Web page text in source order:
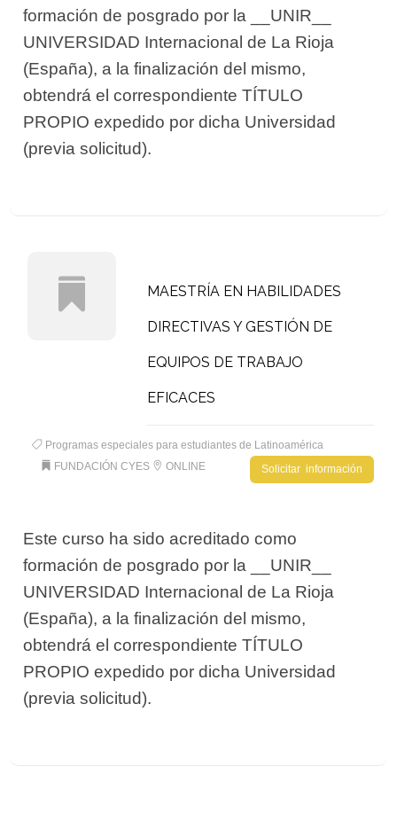
formación de posgrado por la __UNIR__
UNIVERSIDAD Internacional de La Rioja
(España), a la finalización del mismo,
obtendrá el correspondiente TÍTULO
PROPIO expedido por dicha Universidad
(previa solicitud).
MAESTRÍA EN HABILIDADES
DIRECTIVAS Y GESTIÓN DE
EQUIPOS DE TRABAJO
EFICACES
Programas especiales para estudiantes de Latinoamérica
FUNDACIÓN CYES
ONLINE Solicitar información
Este curso ha sido acreditado como
formación de posgrado por la __UNIR__
UNIVERSIDAD Internacional de La Rioja
(España), a la finalización del mismo,
obtendrá el correspondiente TÍTULO
PROPIO expedido por dicha Universidad
(previa solicitud).